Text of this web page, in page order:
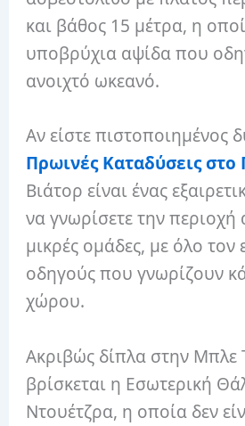
και βάθος 15 μέτρα, η
υποβρύχια αψίδα που
ανοιχτό ωκεανό.
Αν είστε πιστοποιημένος
Πρωινές Καταδύσεις στο
Βιάτορ είναι ένας
να γνωρίσετε την
μικρές ομάδες, με όλο τον
οδηγούς που γνωρίζουν
χώρου.
Ακριβώς δίπλα στην Μπλε
βρίσκεται η Εσωτερική
Ντουέτζρα, η οποία δεν